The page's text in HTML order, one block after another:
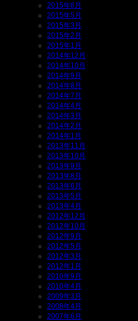
2015年6月
2015年5月
2015年3月
2015年2月
2015年1月
2014年12月
2014年10月
2014年9月
2014年8月
2014年7月
2014年4月
2014年3月
2014年2月
2014年1月
2013年11月
2013年10月
2013年9月
2013年8月
2013年6月
2013年5月
2013年4月
2012年12月
2012年10月
2012年9月
2012年5月
2012年3月
2012年1月
2010年9月
2010年4月
2009年3月
2008年4月
2007年6月